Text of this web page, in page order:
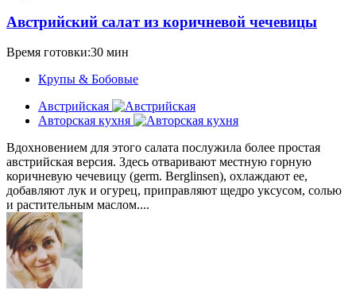
Австрийский салат из коричневой чечевицы
Время готовки:30 мин
Крупы & Бобовые
Австрийская
Авторская кухня
Вдохновением для этого салата послужила более простая
австрийская версия. Здесь отваривают местную горную
коричневую чечевицу (germ. Berglinsen), охлаждают ее,
добавляют лук и огурец, приправляют щедро уксусом, солью
и растительным маслом....